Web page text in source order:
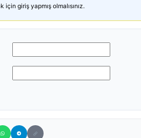
için giriş yapmış olmalısınız.